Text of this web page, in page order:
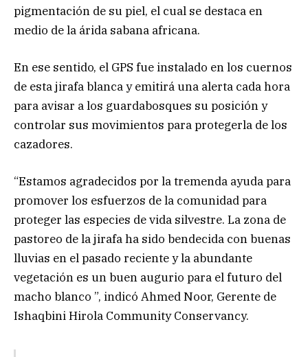
pigmentación de su piel, el cual se destaca en
medio de la árida sabana africana.
En ese sentido, el GPS fue instalado en los cuernos
de esta jirafa blanca y emitirá una alerta cada hora
para avisar a los guardabosques su posición y
controlar sus movimientos para protegerla de los
cazadores.
“Estamos agradecidos por la tremenda ayuda para
promover los esfuerzos de la comunidad para
proteger las especies de vida silvestre. La zona de
pastoreo de la jirafa ha sido bendecida con buenas
lluvias en el pasado reciente y la abundante
vegetación es un buen augurio para el futuro del
macho blanco ”, indicó Ahmed Noor, Gerente de
Ishaqbini Hirola Community Conservancy.